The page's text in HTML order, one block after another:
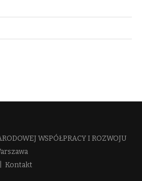
WSPÓŁPRACY I ROZWOJU​
Kontakt